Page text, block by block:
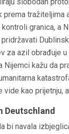
tražiteljima
granica, a
za azil obrađuje
Nijemci kažu da
vide kao prijetnju,
Deutschland
bi navala